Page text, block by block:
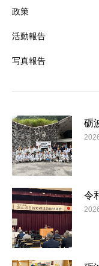
政策
活動報告
写真報告
砺
令